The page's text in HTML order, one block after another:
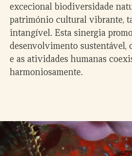
excecional biodiversidade
património cultural vibrante,
intangível. Esta sinergia
desenvolvimento sustentável,
e as atividades humanas
harmoniosamente.